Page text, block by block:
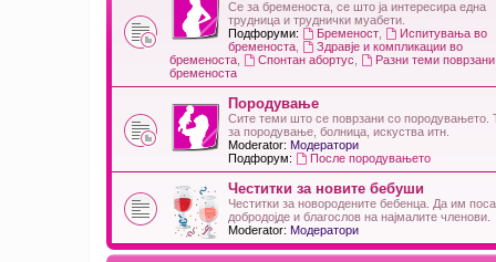
Се за бременоста, се што ја интересира една
трудница и труднички муабети.
Подфоруми:
Бременост,
Испитувања во
бременоста
Здравје и компликации во
бременоста
Спонтан абортус
Разни теми
бременоста
Породување
Сите теми што се поврзани со породувањето.
за породување, болница, искуства итн.
Moderator: Модератори
Подфорум:
После породувањето
Честитки за новите бебуши
Честитки за новородените бебенца. Да им
добродојде и благослов на најмалите членови.
Moderator: Модератори